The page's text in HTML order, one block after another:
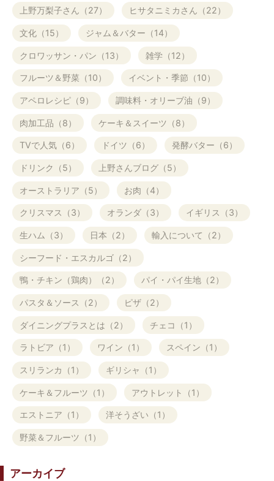
上野万梨子さん（27） ヒサタニミカさん（22）
文化（15） ジャム＆バター（14）
クロワッサン・パン（13） 雑学（12）
フルーツ＆野菜（10） イベント・季節（10）
アペロレシピ（9） 調味料・オリーブ油（9）
肉加工品（8） ケーキ＆スイーツ（8）
TVで人気（6） ドイツ（6） 発酵バター（6）
ドリンク（5） 上野さんブログ（5）
オーストラリア（5） お肉（4）
クリスマス（3） オランダ（3） イギリス（3）
生ハム（3） 日本（2） 輸入について（2）
シーフード・エスカルゴ（2）
鴨・チキン（鶏肉）（2） パイ・パイ生地（2）
パスタ＆ソース（2） ピザ（2）
ダイニングプラスとは（2） チェコ（1）
ラトビア（1） ワイン（1） スペイン（1）
スリランカ（1） ギリシャ（1）
ケーキ＆フルーツ（1） アウトレット（1）
エストニア（1） 洋そうざい（1）
野菜＆フルーツ（1）
アーカイブ